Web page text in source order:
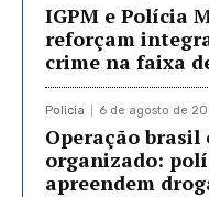
IGPM e Polícia
reforçam
crime na faixa
Policia 6 de agosto de
Operação
organizado:
apreendem